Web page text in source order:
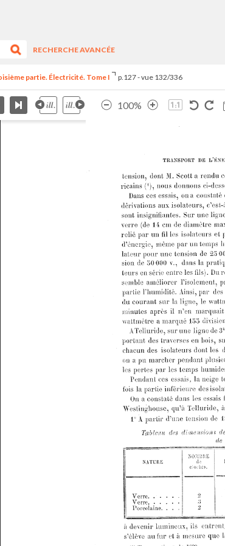
RECHERCHE AVANCÉE
partie. Électricité. Tome I p.127 - vue 132/336
100%